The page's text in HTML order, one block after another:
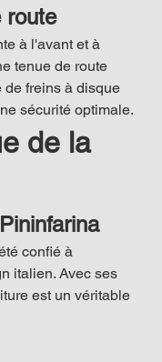
route
à l'avant et à
tenue de route
de freins à disque
sécurité optimale.
de la
confié à
italien. Avec ses
est un véritable